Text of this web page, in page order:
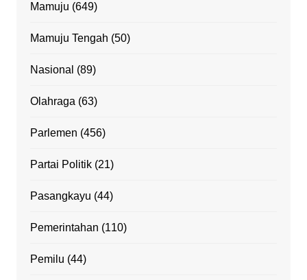
Mamuju (649)
Mamuju Tengah (50)
Nasional (89)
Olahraga (63)
Parlemen (456)
Partai Politik(21)
Pasangkayu (44)
Pemerintahan (110)
Pemilu (44)